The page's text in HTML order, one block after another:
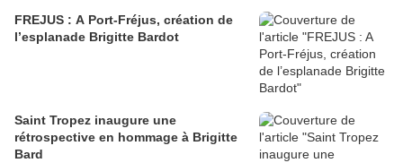
FREJUS : A Port-Fréjus, création de
l’esplanade Brigitte Bardot
Saint Tropez inaugure une
rétrospective en hommage à Brigitte
Bard